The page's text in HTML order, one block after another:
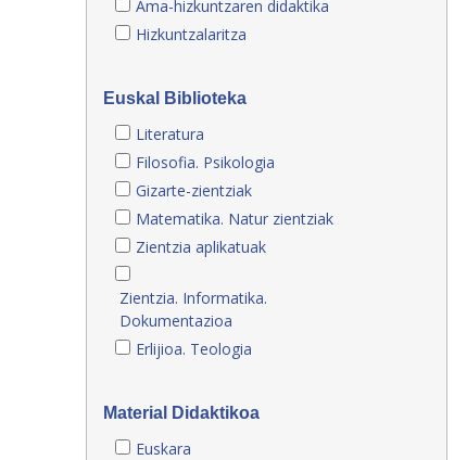
Ama-hizkuntzaren didaktika
Hizkuntzalaritza
Euskal Biblioteka
Literatura
Filosofia. Psikologia
Gizarte-zientziak
Matematika. Natur zientziak
Zientzia aplikatuak
Zientzia. Informatika.
Dokumentazioa
Erlijioa. Teologia
Material Didaktikoa
Euskara